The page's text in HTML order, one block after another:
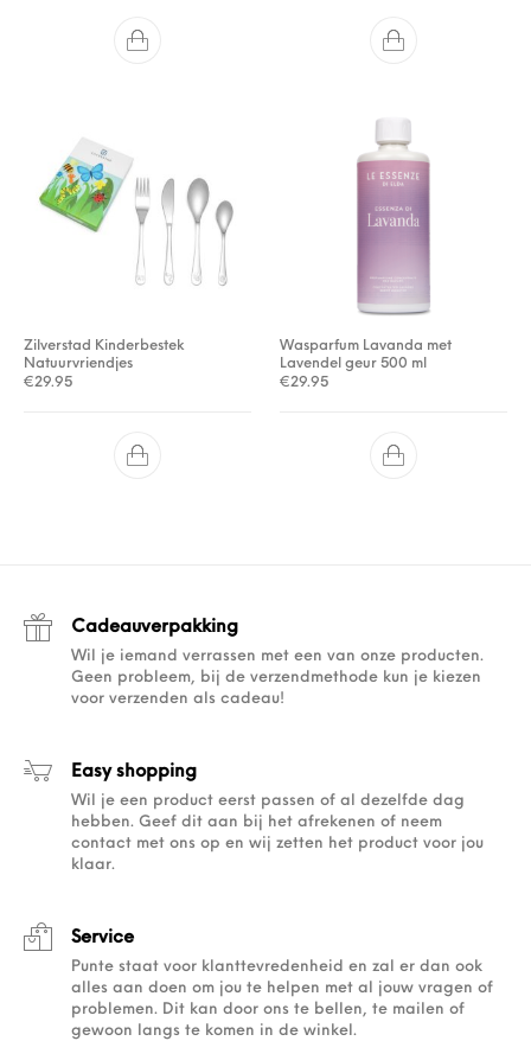
Zilverstad Kinderbestek
Natuurvriendjes
€29.95
Wasparfum Lavanda met
Lavendel geur 500 ml
€29.95
Cadeauverpakking
Wil je iemand verrassen met een van onze producten.
Geen probleem, bij de verzendmethode kun je kiezen
voor verzenden als cadeau!
Easy shopping
Wil je een product eerst passen of al dezelfde dag
hebben. Geef dit aan bij het afrekenen of neem
contact met ons op en wij zetten het product voor jou
klaar.
Service
Punte staat voor klanttevredenheid en zal er dan ook
alles aan doen om jou te helpen met al jouw vragen of
problemen. Dit kan door ons te bellen, te mailen of
gewoon langs te komen in de winkel.